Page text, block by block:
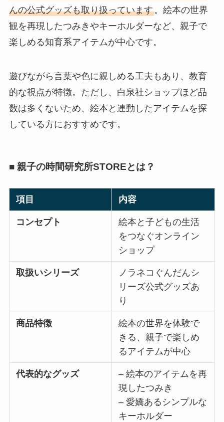
んの公式グッズも取り扱っています。絵本の世界
観を再現したつみきやキーホルダーなど、親子で
楽しめる知育系アイテムが中心です。
遊びながら言葉や色に親しめる工夫もあり、教育
的な視点が特徴。ただし、白泉社ショップほど品
数は多くないため、絵本と連動したアイテムを探
している方におすすめです。
■ 親子の時間研究所STOREとは？
項目 内容
コンセプト
絵本と子どもの生活
をつなぐオンライン
ショップ
取扱いシリーズ
ノラネコぐんだんシ
リーズ公式グッズあ
り
商品特徴
絵本の世界を体験で
きる、親子で楽しめ
るアイテムが中心
代表的なグッズ
– 絵本のアイテムを再
現したつみき
– 愛嬌あるシンプルな
キーホルダー